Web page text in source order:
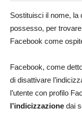
Sostituisci il nome, la
possesso, per
Facebook come
Facebook, come
di disattivare
l’utente con profilo
l’indicizzazione dai